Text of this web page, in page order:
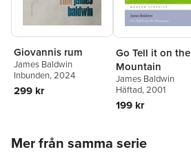
Giovannis rum
James Baldwin
Inbunden, 2024
299 kr
Go Tell it on the
Mountain
James Baldwin
Häftad, 2001
199 kr
Mer från samma serie